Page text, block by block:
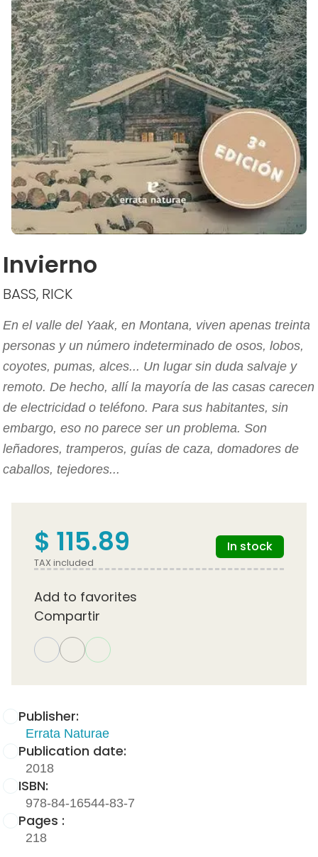
Invierno
BASS, RICK
En el valle del Yaak, en Montana, viven apenas treinta
personas y un número indeterminado de osos, lobos,
coyotes, pumas, alces... Un lugar sin duda salvaje y
remoto. De hecho, allí la mayoría de las casas carecen
de electricidad o teléfono. Para sus habitantes, sin
embargo, eso no parece ser un problema. Son
leñadores, tramperos, guías de caza, domadores de
caballos, tejedores...
Publisher:
Errata Naturae
Publication date:
2018
ISBN:
978-84-16544-83-7
Pages :
218
$ 115.89
TAX included
In stock
Add to favorites
Compartir